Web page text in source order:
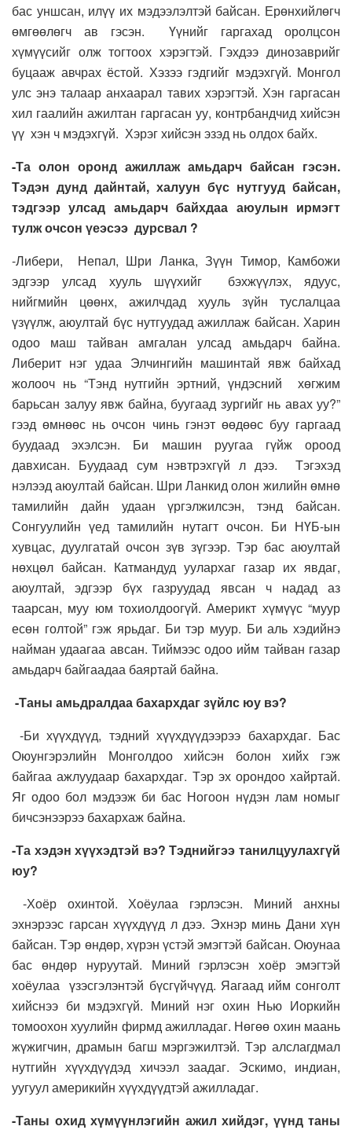
бас уншсан, илүү их мэдээлэлтэй байсан. Ерөнхийлөгч
өмгөөлөгч ав гэсэн. Үүнийг гаргахад оролцсон
хүмүүсийг олж тогтоох хэрэгтэй. Гэхдээ динозаврийг
буцааж авчрах ёстой. Хэзээ гэдгийг мэдэхгүй. Монгол
улс энэ талаар анхаарал тавих хэрэгтэй. Хэн гаргасан
хил гаалийн ажилтан гаргасан уу, контрбандчид хийсэн
үү хэн ч мэдэхгүй. Хэрэг хийсэн эзэд нь олдох байх.
-Та олон оронд ажиллаж амьдарч байсан гэсэн.
Тэдэн дунд дайнтай, халуун бүс нутгууд байсан,
тэдгээр улсад амьдарч байхдаа аюулын ирмэгт
тулж очсон үеэсээ дурсвал ?
-Либери, Непал, Шри Ланка, Зүүн Тимор, Камбожи
эдгээр улсад хууль шүүхийг бэхжүүлэх, ядуус,
нийгмийн цөөнх, ажилчдад хууль зүйн туслалцаа
үзүүлж, аюултай бүс нутгуудад ажиллаж байсан. Харин
одоо маш тайван амгалан улсад амьдарч байна.
Либерит нэг удаа Элчингийн машинтай явж байхад
жолооч нь “Тэнд нутгийн эртний, үндэсний хөгжим
барьсан залуу явж байна, буугаад зургийг нь авах уу?”
гээд өмнөөс нь очсон чинь гэнэт өөдөөс буу гаргаад
буудаад эхэлсэн. Би машин руугаа гүйж ороод
давхисан. Буудаад сум нэвтрэхгүй л дээ. Тэгэхэд
нэлээд аюултай байсан. Шри Ланкид олон жилийн өмнө
тамилийн дайн удаан үргэлжилсэн, тэнд байсан.
Сонгуулийн үед тамилийн нутагт очсон. Би НҮБ-ын
хувцас, дуулгатай очсон зүв зүгээр. Тэр бас аюултай
нөхцөл байсан. Катмандуд уулархаг газар их явдаг,
аюултай, эдгээр бүх газруудад явсан ч надад аз
таарсан, муу юм тохиолдоогүй. Америкт хүмүүс “муур
есөн голтой” гэж ярьдаг. Би тэр муур. Би аль хэдийнэ
найман удаагаа авсан. Тиймээс одоо ийм тайван газар
амьдарч байгаадаа баяртай байна.
-Таны амьдралдаа бахархдаг зүйлс юу вэ?
-Би хүүхдүүд, тэдний хүүхдүүдээрээ бахархдаг. Бас
Оюунгэрэлийн Монголдоо хийсэн болон хийх гэж
байгаа ажлуудаар бахархдаг. Тэр эх орондоо хайртай.
Яг одоо бол мэдээж би бас Ногоон нүдэн лам номыг
бичсэнээрээ бахархаж байна.
-Та хэдэн хүүхэдтэй вэ? Тэднийгээ танилцуулахгүй
юу?
-Хоёр охинтой. Хоёулаа гэрлэсэн. Миний анхны
эхнэрээс гарсан хүүхдүүд л дээ. Эхнэр минь Дани хүн
байсан. Тэр өндөр, хүрэн үстэй эмэгтэй байсан. Оюунаа
бас өндөр нуруутай. Миний гэрлэсэн хоёр эмэгтэй
хоёулаа үзэсгэлэнтэй бүсгүйчүүд. Яагаад ийм сонголт
хийснээ би мэдэхгүй. Миний нэг охин Нью Иоркийн
томоохон хуулийн фирмд ажилладаг. Нөгөө охин маань
жүжигчин, драмын багш мэргэжилтэй. Тэр алслагдмал
нутгийн хүүхдүүдэд хичээл заадаг. Эскимо, индиан,
уугуул америкийн хүүхдүүдтэй ажилладаг.
-Таны охид хүмүүнлэгийн ажил хийдэг, үүнд таны